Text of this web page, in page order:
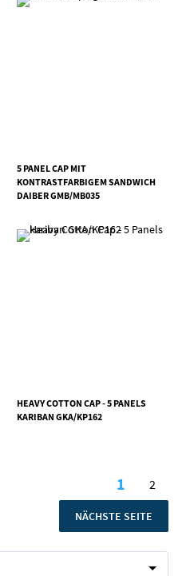
5 PANEL CAP MIT
KONTRASTFARBIGEM SANDWICH
DAIBER GMB/MB035
HEAVY COTTON CAP - 5 PANELS
KARIBAN GKA/KP162
Sie
1 Seite
2
SEITE
NÄCHSTE SEITE